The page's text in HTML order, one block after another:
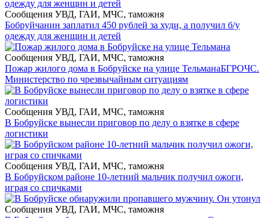
Сообщения УВД, ГАИ, МЧС, таможня
Бобруйчанин заплатил 450 рублей за худи, а получил б/у
одежду для женщин и детей
Сообщения УВД, ГАИ, МЧС, таможня
Пожар жилого дома в Бобруйске на улице ТельманаБГРОЧС.
Министерство по чрезвычайным ситуациям
Сообщения УВД, ГАИ, МЧС, таможня
В Бобруйске вынесли приговор по делу о взятке в сфере
логистики
Сообщения УВД, ГАИ, МЧС, таможня
В Бобруйском районе 10-летний мальчик получил ожоги,
играя со спичками
Сообщения УВД, ГАИ, МЧС, таможня